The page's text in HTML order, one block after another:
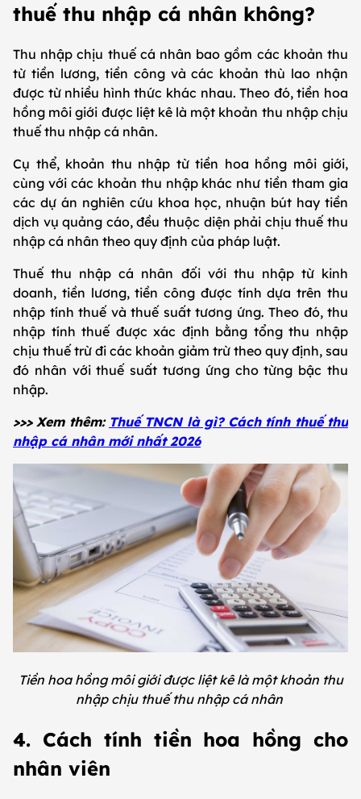
thuế thu nhập cá nhân không?
Thu nhập chịu thuế cá nhân bao gồm các khoản thu
từ tiền lương, tiền công và các khoản thù lao nhận
được từ nhiều hình thức khác nhau. Theo đó, tiền hoa
hồng môi giới được liệt kê là một khoản thu nhập chịu
thuế thu nhập cá nhân.
Cụ thể, khoản thu nhập từ tiền hoa hồng môi giới,
cùng với các khoản thu nhập khác như tiền tham gia
các dự án nghiên cứu khoa học, nhuận bút hay tiền
dịch vụ quảng cáo, đều thuộc diện phải chịu thuế thu
nhập cá nhân theo quy định của pháp luật.
Thuế thu nhập cá nhân đối với thu nhập từ kinh
doanh, tiền lương, tiền công được tính dựa trên thu
nhập tính thuế và thuế suất tương ứng. Theo đó, thu
nhập tính thuế được xác định bằng tổng thu nhập
chịu thuế trừ đi các khoản giảm trừ theo quy định, sau
đó nhân với thuế suất tương ứng cho từng bậc thu
nhập.
>>> Xem thêm: Thuế TNCN là gì? Cách tính thuế thu
nhập cá nhân mới nhất 2026
Tiền hoa hồng môi giới được liệt kê là một khoản thu
nhập chịu thuế thu nhập cá nhân
4. Cách tính tiền hoa hồng cho
nhân viên